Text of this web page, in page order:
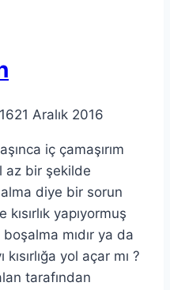
21 Aralık 2016
iç çamaşırım
az bir şekilde
diye bir sorun
kısırlık yapıyormuş
mıdır ya da
yol açar mı ?
tarafından